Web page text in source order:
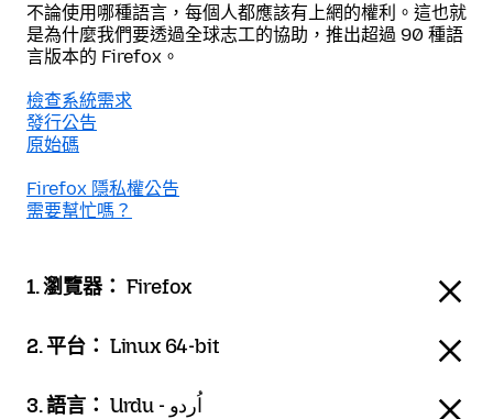
不論使用哪種語言，每個人都應該有上網的權利。這也就
是為什麼我們要透過全球志工的協助，推出超過 90 種語
言版本的 Firefox。
檢查系統需求
發行公告
原始碼
Firefox 隱私權公告
需要幫忙嗎？
1. 瀏覽器： Firefox
2. 平台： Linux 64-bit
3. 語言： Urdu - اُردو